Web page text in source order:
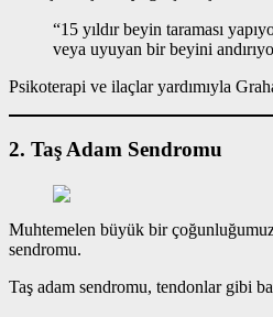
“15 yıldır beyin taraması
veya uyuyan bir beyini
Psikoterapi ve ilaçlar yardımıyla
2. Taş Adam Sendromu
Muhtemelen büyük bir çoğunluğumuz
sendromu.
Taş adam sendromu, tendonlar gibi